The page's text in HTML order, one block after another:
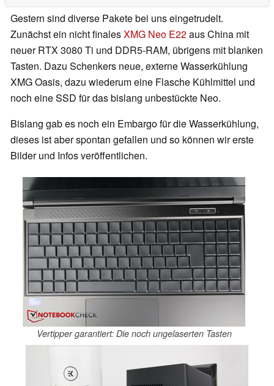
Gestern sind diverse Pakete bei uns eingetrudelt.
Zunächst ein nicht finalesXMG Neo E22aus China mit
neuer RTX 3080 Ti und DDR5-RAM, übrigens mit blanken
Tasten. Dazu Schenkers neue, externe Wasserkühlung
XMG Oasis, dazu wiederum eine Flasche Kühlmittel und
noch eine SSD für das bislang unbestückte Neo.
Bislang gab es noch ein Embargo für die Wasserkühlung,
dieses ist aber spontan gefallen und so können wir erste
Bilder und Infos veröffentlichen.
Vertipper garantiert: Die noch ungelaserten Tasten